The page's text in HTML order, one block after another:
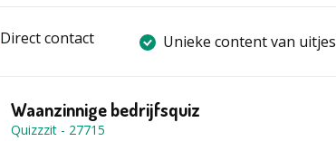
Direct contact Unieke content van uitjes
Waanzinnige bedrijfsquiz
Quizzzit - 27715